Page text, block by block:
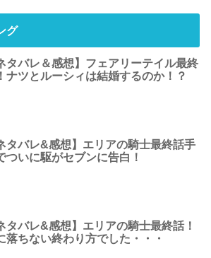
グ
タバレ＆感想】フェアリーテイル最終
ナツとルーシィは結婚するのか！？
タバレ&感想】エリアの騎士最終話手
ついに駆がセブンに告白！
タバレ&感想】エリアの騎士最終話！
落ちない終わり方でした・・・